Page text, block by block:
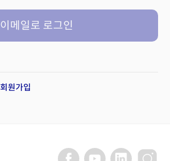
이메일로 로그인
회원가입